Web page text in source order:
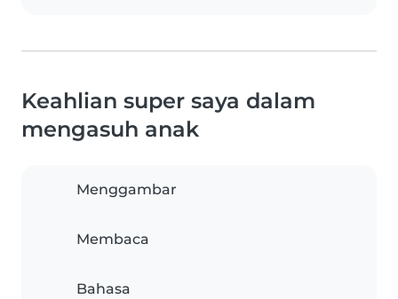
Keahlian super saya dalam
mengasuh anak
Menggambar
Membaca
Bahasa